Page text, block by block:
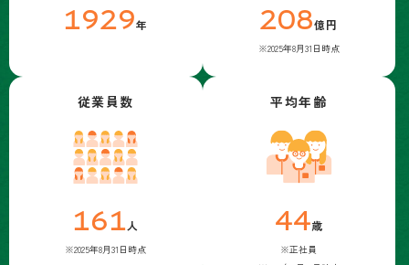
1929年 208億円
※2025年8月31日時点
従業員数
161人
※2025年8月31日時点
平均年齢
44歳
※正社員